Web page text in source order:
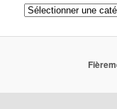
Articles
catégories